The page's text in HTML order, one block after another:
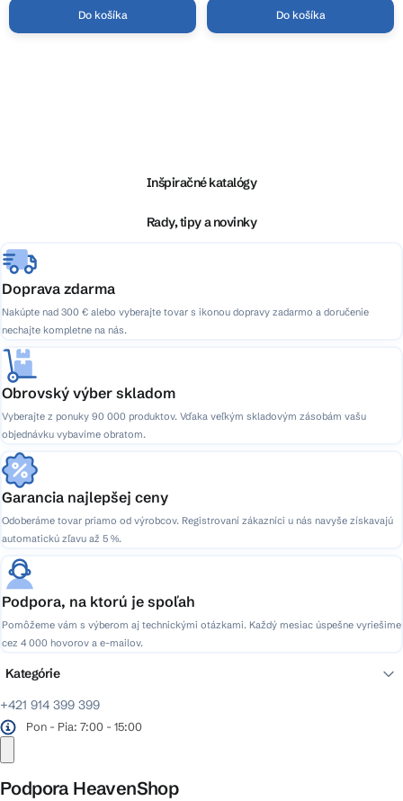
Do košíka Do košíka
p
r
v
k
y
v
ý
p
s
u
e
Inšpiračné katalógy
Rady, tipy a novinky
Doprava zdarma
Nakúpte nad 300 € alebo vyberajte tovar s ikonou dopravy zadarmo a doručenie
nechajte kompletne na nás.
Obrovský výber skladom
Vyberajte z ponuky 90 000 produktov. Vďaka veľkým skladovým zásobám vašu
objednávku vybavíme obratom.
Garancia najlepšej ceny
Odoberáme tovar priamo od výrobcov. Registrovaní zákazníci u nás navyše získavajú
automatickú zľavu až 5 %.
Podpora, na ktorú je spoľah
Pomôžeme vám s výberom aj technickými otázkami. Každý mesiac úspešne vyriešime
cez 4 000 hovorov a e-mailov.
+421 914 399 399
Pon - Pia: 7:00 - 15:00
Podpora HeavenShop
Kategórie